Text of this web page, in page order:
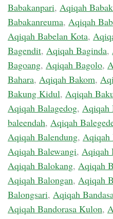
Babakanpari, Aqiqah
Babakanreuma, Aqiqah
Aqiqah Babelan Kota,
Bagendit, Aqiqah Baginda,
Bagoang, Aqiqah Bagolo,
Bahara, Aqiqah Bakom,
Bakung Kidul, Aqiqah
Aqiqah Balagedog, Aqiqah
baleendah, Aqiqah
Aqiqah Balendung, Aqiqah
Aqiqah Balewangi, Aqiqah
Aqiqah Balokang, Aqiqah
Aqiqah Balongan, Aqiqah
Balongsari, Aqiqah
Aqiqah Bandorasa Kulon,